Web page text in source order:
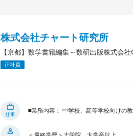
株式会社チャート研究所
【京都】数学書籍編集～数研出版株式会
正社員
仕事
■業務内容： 中学校、高等学校向けの